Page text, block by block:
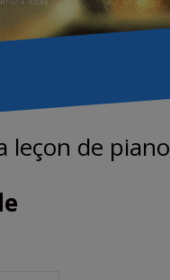
leçon de piano